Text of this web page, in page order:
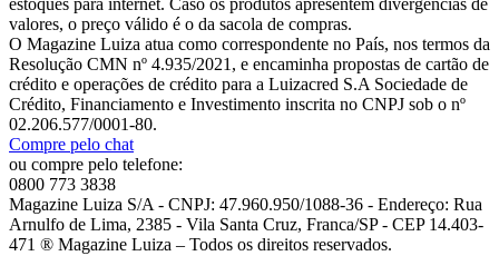
estoques para internet. Caso os produtos apresentem divergências de
valores, o preço válido é o da sacola de compras.
O Magazine Luiza atua como correspondente no País, nos termos da
Resolução CMN nº 4.935/2021, e encaminha propostas de cartão de
crédito e operações de crédito para a Luizacred S.A Sociedade de
Crédito, Financiamento e Investimento inscrita no CNPJ sob o nº
02.206.577/0001-80.
Compre pelo chat
ou compre pelo telefone:
0800 773 3838
Magazine Luiza S/A - CNPJ: 47.960.950/1088-36 - Endereço: Rua
Arnulfo de Lima, 2385 - Vila Santa Cruz, Franca/SP - CEP 14.403-
471 ® Magazine Luiza – Todos os direitos reservados.